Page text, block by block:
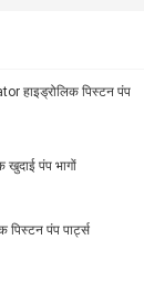
हाइड्रोलिक पिस्टन पंप
खुदाई पंप भागों
पिस्टन पंप पार्ट्स